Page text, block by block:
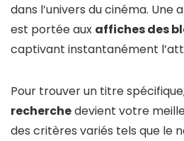
dans l’univers du cinéma.
est portée aux affiches des
captivant instantanément
Pour trouver un titre
recherchedevient votre
des critères variés tels que le